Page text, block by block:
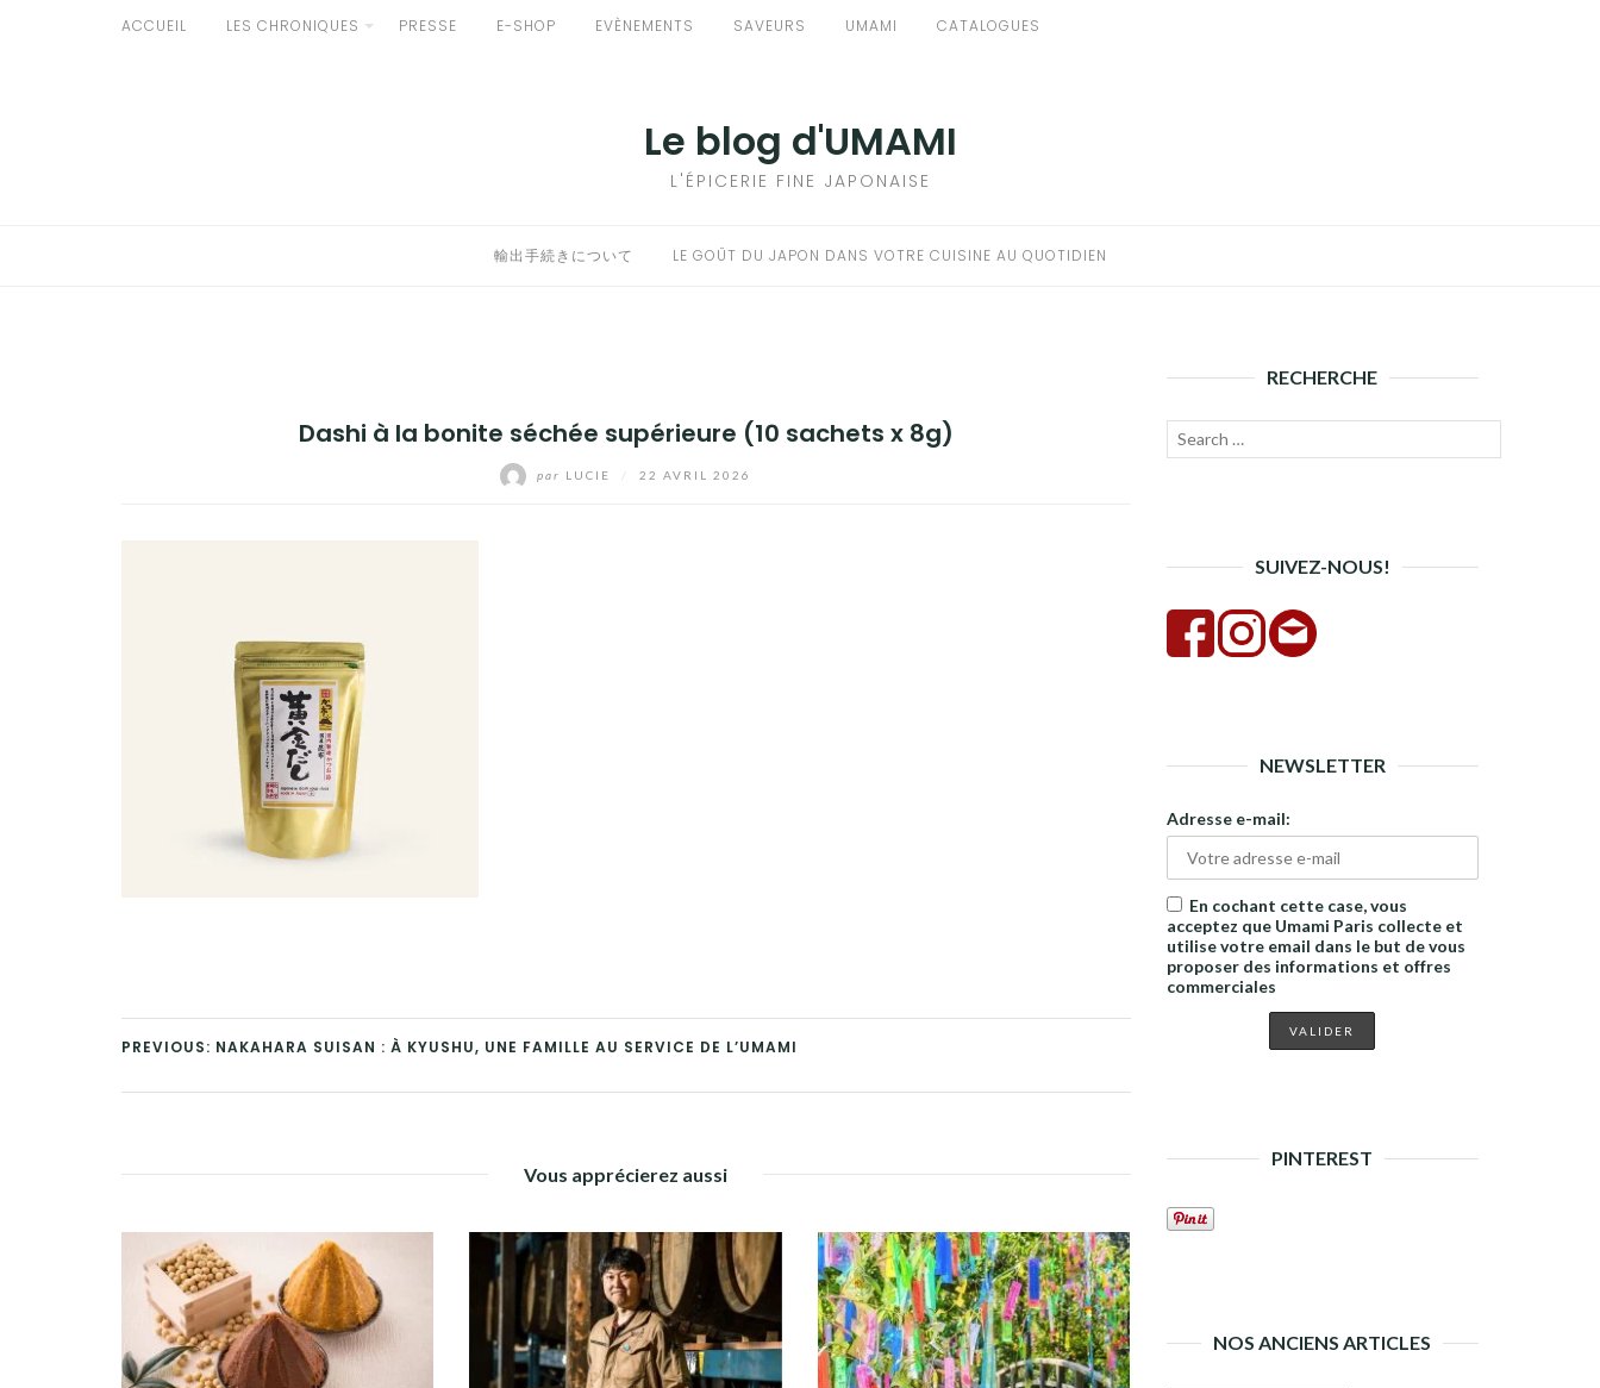
ACCUEIL LES CHRONIQUES PRESSE E-SHOP EVÈNEMENTS SAVEURS UMAMI CATALOGUES
Le blog d'UMAMI
L'ÉPICERIE FINE JAPONAISE
輸出手続きについて LE GOÛT DU JAPON DANS VOTRE CUISINE AU QUOTIDIEN
Dashi à la bonite séchée supérieure (10 sachets x 8g)
par LUCIE 22 AVRIL 2026
PREVIOUS: NAKAHARA SUISAN : À KYUSHU, UNE FAMILLE AU SERVICE DE L’UMAMI
Vous apprécierez aussi
RECHERCHE
Recherche
SUIVEZ-NOUS!
NEWSLETTER
Adresse e-mail:
En cochant cette case, vous
acceptez que Umami Paris collecte et
utilise votre email dans le but de vous
proposer des informations et offres
commerciales
PINTEREST
NOS ANCIENS ARTICLES